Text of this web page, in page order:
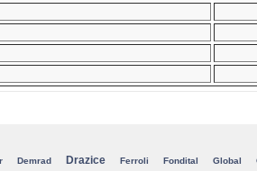
Demrad Drazice Ferroli Fondital Global